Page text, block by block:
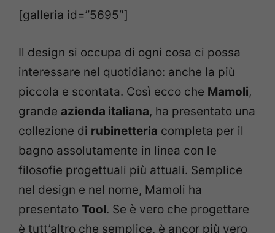
[galleria id=”5695″]
Il design si occupa di ogni cosa ci possa
interessare nel quotidiano: anche la più
piccola e scontata. Così ecco che Mamoli,
grande azienda italiana, ha presentato una
collezione di rubinetteria completa per il
bagno assolutamente in linea con le
filosofie progettuali più attuali. Semplice
nel design e nel nome, Mamoli ha
presentato Tool. Se è vero che progettare
è tutt’altro che semplice, è ancor più vero